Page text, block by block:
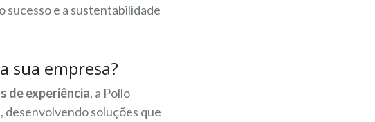
sucesso e a sustentabilidade
sua empresa?
de experiência, a Pollo
, desenvolvendo soluções que